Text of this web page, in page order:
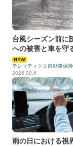
台風シーズン前に
への被害と車を守
テレマティクス自動車保険
2026.08.6
雨の日における視